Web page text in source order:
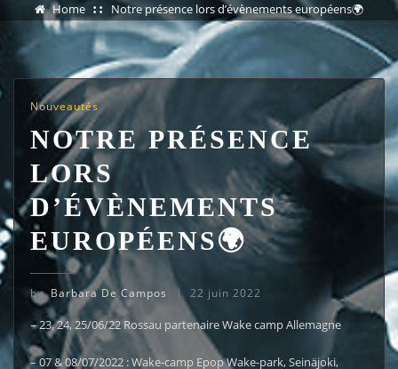
Home Notre présence lors d’évènements européens🌍
Nouveautés
NOTRE PRÉSENCE
LORS
D’ÉVÈNEMENTS
EUROPÉENS🌍
by Barbara De Campos 22 juin 2022
– 23, 24, 25/06/22 Rossau partenaire Wake camp Allemagne
– 07 & 08/07/2022 : Wake-camp Epop Wake-park, Seinäjoki,